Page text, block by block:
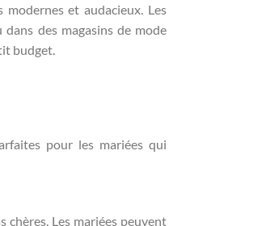
et audacieux. Les
des magasins de mode
budget.
pour les mariées qui
chères. Les mariées peuvent